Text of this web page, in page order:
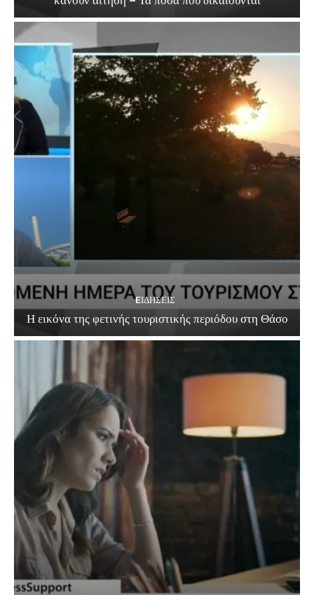
EΙΔΗΣΕΙΣ
Η εικόνα της φετινής τουριστικής περιόδου στη Θάσο